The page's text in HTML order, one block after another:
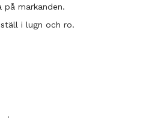
på markanden.
i lugn och ro.
.